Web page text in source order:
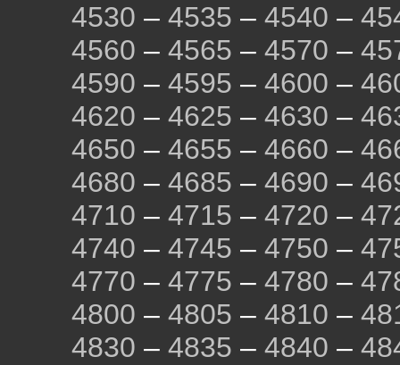
4530 – 4535 – 4540 –
4560 – 4565 – 4570 –
4590 – 4595 – 4600 –
4620 – 4625 – 4630 –
4650 – 4655 – 4660 –
4680 – 4685 – 4690 –
4710 – 4715 – 4720 –
4740 – 4745 – 4750 –
4770 – 4775 – 4780 –
4800 – 4805 – 4810 –
4830 – 4835 – 4840 –